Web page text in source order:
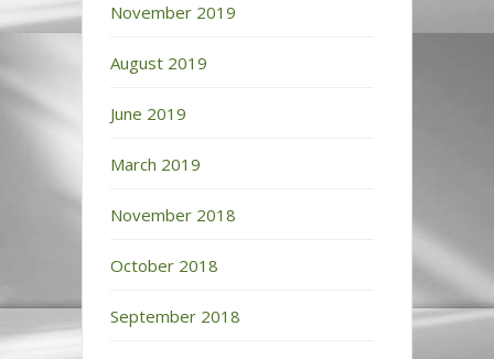
November 2019
August 2019
June 2019
March 2019
November 2018
October 2018
September 2018